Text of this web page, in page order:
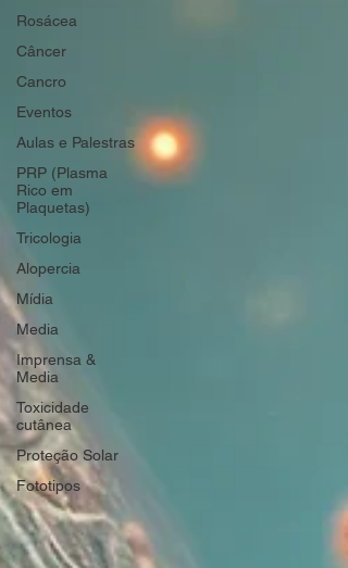
Rosácea
Câncer
Cancro
Eventos
Aulas e Palestras
PRP (Plasma
Rico em
Plaquetas)
Tricologia
Alopercia
Mídia
Media
Imprensa &
Media
Toxicidade
cutânea
Proteção Solar
Fototipos